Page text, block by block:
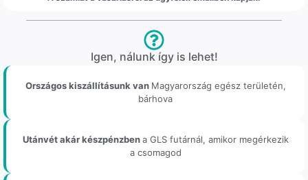
Igen, nálunk így is lehet!
Országos kiszállításunk van Magyarország egész területén,
bárhova
Utánvét akár készpénzbena GLS futárnál, amikor megérkezik
a csomagod